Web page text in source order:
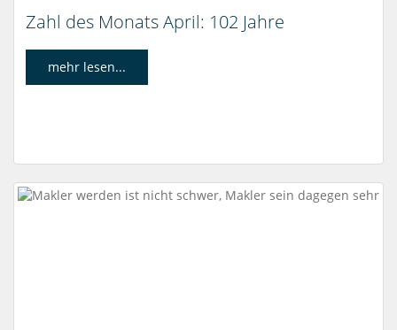
Zahl des Monats April: 102 Jahre
mehr lesen...